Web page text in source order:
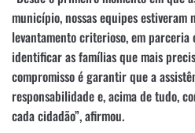
município, nossas equipes estiveram
levantamento criterioso, em parceria
identificar as famílias que mais
compromisso é garantir que a
responsabilidade e, acima de tudo,
cada cidadão”, afirmou.